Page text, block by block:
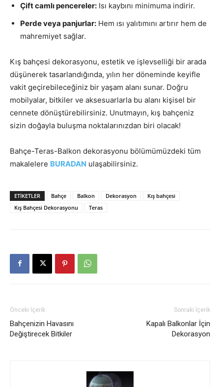
Çift camlı pencereler: Isı kaybını minimuma indirir.
Perde veya panjurlar: Hem ısı yalıtımını artırır hem de
mahremiyet sağlar.
Kış bahçesi dekorasyonu, estetik ve işlevselliği bir arada
düşünerek tasarlandığında, yılın her döneminde keyifle
vakit geçirebileceğiniz bir yaşam alanı sunar. Doğru
mobilyalar, bitkiler ve aksesuarlarla bu alanı kişisel bir
cennete dönüştürebilirsiniz. Unutmayın, kış bahçeniz
sizin doğayla buluşma noktalarınızdan biri olacak!
Bahçe-Teras-Balkon dekorasyonu bölümümüzdeki tüm
makalelere BURADAN ulaşabilirsiniz.
ETIKETLER Bahçe Balkon Dekorasyon
Kış bahçesi
Kış Bahçesi Dekorasyonu
Teras
Önceki İçerik
Bahçenizin Havasını
Değiştirecek Bitkiler
Sonraki İçerik
Kapalı Balkonlar İçin
Dekorasyon